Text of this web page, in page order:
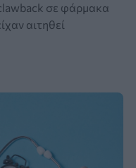
σε φάρμακα
αιτηθεί